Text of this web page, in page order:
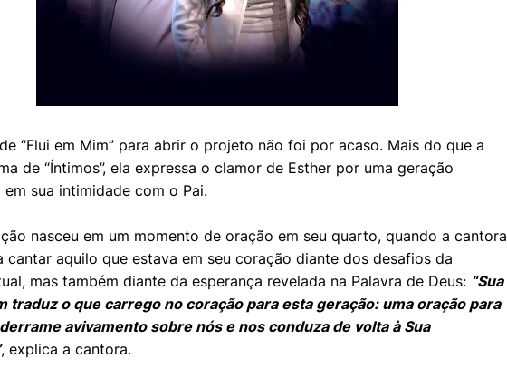
“Flui em Mim” para abrir o projeto não foi por acaso. Mais do que a
de “Íntimos”, ela expressa o clamor de Esther por uma geração
em sua intimidade com o Pai.
nasceu em um momento de oração em seu quarto, quando a cantora
cantar aquilo que estava em seu coração diante dos desafios da
mas também diante da esperança revelada na Palavra de Deus: “Sua
traduz o que carrego no coração para esta geração: uma oração para
avivamento sobre nós e nos conduza de volta à Sua
, explica a cantora.